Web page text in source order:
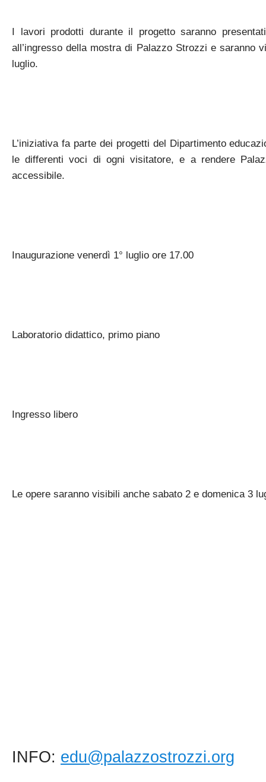
I lavori prodotti durante il progetto saranno
all’ingresso della mostra di Palazzo Strozzi e saranno
luglio.
L’iniziativa fa parte dei progetti del Dipartimento
le differenti voci di ogni visitatore, e a rendere
accessibile.
Inaugurazione venerdì 1° luglio ore 17.00
Laboratorio didattico, primo piano
Ingresso libero
Le opere saranno visibili anche sabato 2 e domenica 3
INFO: edu@palazzostrozzi.org